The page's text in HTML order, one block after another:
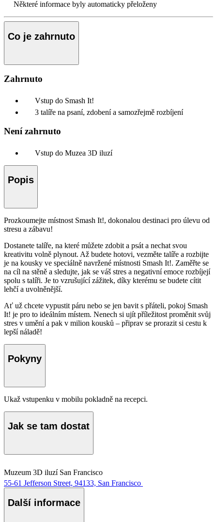
Některé informace byly automaticky přeloženy
Co je zahrnuto
Zahrnuto
Vstup do Smash It!
3 talíře na psaní, zdobení a samozřejmě rozbíjení
Není zahrnuto
Vstup do Muzea 3D iluzí
Popis
Prozkoumejte místnost Smash It!, dokonalou destinaci pro úlevu od
stresu a zábavu!
Dostanete talíře, na které můžete zdobit a psát a nechat svou
kreativitu volně plynout. Až budete hotovi, vezměte talíře a rozbijte
je na kousky ve speciálně navržené místnosti Smash It!. Zaměřte se
na cíl na stěně a sledujte, jak se váš stres a negativní emoce rozbíjejí
spolu s talíři. Je to vzrušující zážitek, díky kterému se budete cítit
lehčí a uvolněnější.
Ať už chcete vypustit páru nebo se jen bavit s přáteli, pokoj Smash
It! je pro to ideálním místem. Nenech si ujít příležitost proměnit svůj
stres v umění a pak v milion kousků – připrav se prorazit si cestu k
lepší náladě!
Pokyny
Ukaž vstupenku v mobilu pokladně na recepci.
Jak se tam dostat
Muzeum 3D iluzí San Francisco
55-61 Jefferson Street, 94133, San Francisco
Další informace